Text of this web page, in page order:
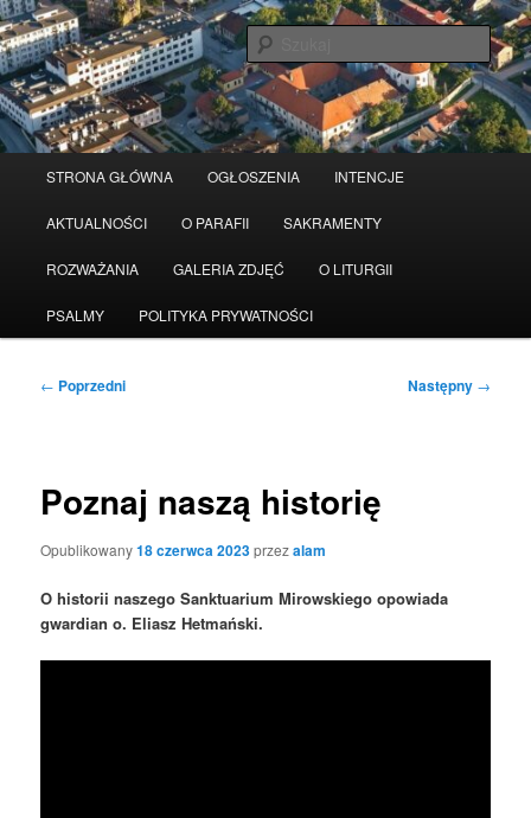
Przeskocz
do
tekstu
STRONA GŁÓWNA OGŁOSZENIA INTENCJE
AKTUALNOŚCI O PARAFII SAKRAMENTY
ROZWAŻANIA GALERIA ZDJĘĆ O LITURGII
PSALMY POLITYKA PRYWATNOŚCI
Nawigacja
← Poprzedni Następny →
Poznaj naszą historię
Opublikowany18 czerwca 2023przezalam
O historii naszego Sanktuarium Mirowskiego opowiada
gwardian o. Eliasz Hetmański.
Serwis wykorzystuje pliki Cookies Czytaj więcej odrzuć